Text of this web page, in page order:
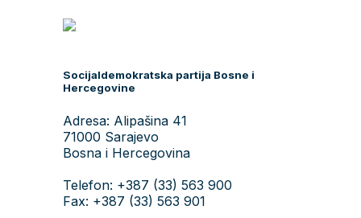
Socijaldemokratska partija Bosne i
Hercegovine
Adresa: Alipašina 41
71000 Sarajevo
Bosna i Hercegovina
Telefon: +387 (33) 563 900
Fax: +387 (33) 563 901